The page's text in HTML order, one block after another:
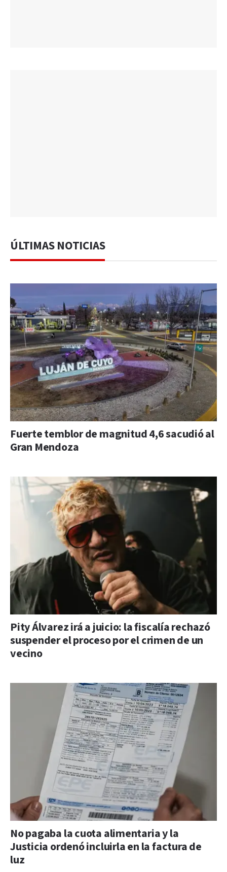
ÚLTIMAS NOTICIAS
Fuerte temblor de magnitud 4,6 sacudió al
Gran Mendoza
Pity Álvarez irá a juicio: la fiscalía rechazó
suspender el proceso por el crimen de un
vecino
No pagaba la cuota alimentaria y la
Justicia ordenó incluirla en la factura de
luz